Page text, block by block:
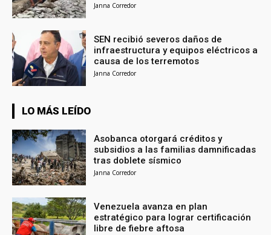
Janna Corredor
SEN recibió severos daños de
infraestructura y equipos eléctricos a
causa de los terremotos
Janna Corredor
LO MÁS LEÍDO
Asobanca otorgará créditos y
subsidios a las familias damnificadas
tras doblete sísmico
Janna Corredor
Venezuela avanza en plan
estratégico para lograr certificación
libre de fiebre aftosa